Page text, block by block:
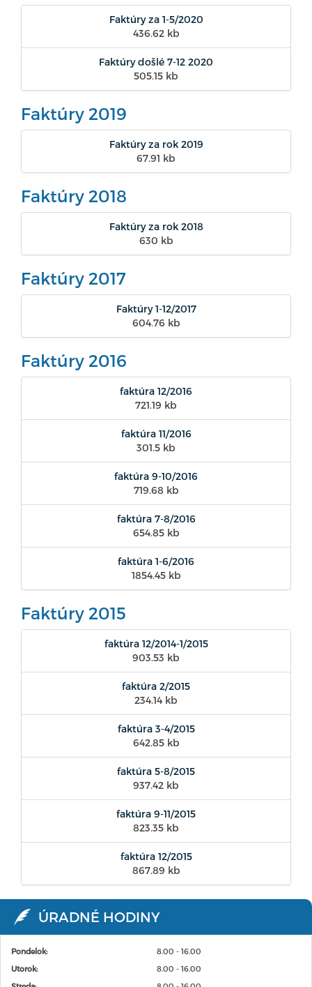
Faktúry za 1-5/2020
436.62 kb
Faktúry došlé 7-12 2020
505.15 kb
Faktúry 2019
Faktúry za rok 2019
67.91 kb
Faktúry 2018
Faktúry za rok 2018
630 kb
Faktúry 2017
Faktúry 1-12/2017
604.76 kb
Faktúry 2016
faktúra 12/2016
721.19 kb
faktúra 11/2016
301.5 kb
faktúra 9-10/2016
719.68 kb
faktúra 7-8/2016
654.85 kb
faktúra 1-6/2016
1854.45 kb
Faktúry 2015
faktúra 12/2014-1/2015
903.53 kb
faktúra 2/2015
234.14 kb
faktúra 3-4/2015
642.85 kb
faktúra 5-8/2015
937.42 kb
faktúra 9-11/2015
823.35 kb
faktúra 12/2015
867.89 kb
ÚRADNÉ HODINY
Pondelok:
8.00 - 16.00
Utorok:
8.00 - 16.00